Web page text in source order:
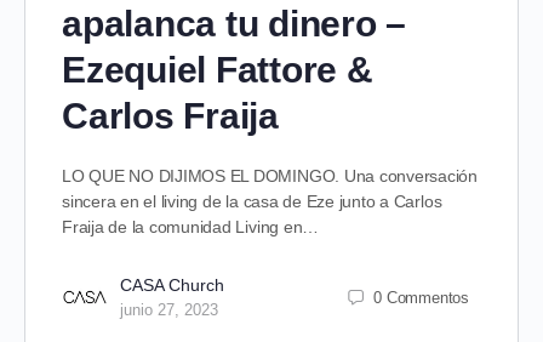
apalanca tu dinero –
Ezequiel Fattore &
Carlos Fraija
LO QUE NO DIJIMOS EL DOMINGO. Una conversación
sincera en el living de la casa de Eze junto a Carlos
Fraija de la comunidad Living en…
CASA Church
junio 27, 2023
0 Commentos